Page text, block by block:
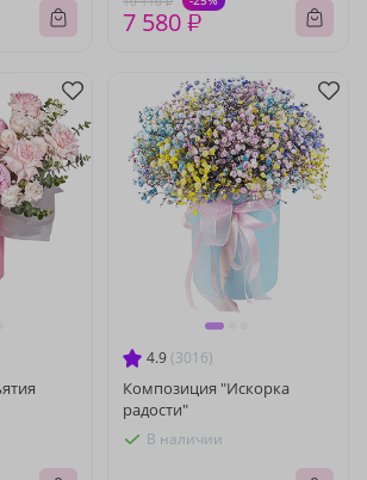
7 580 ₽
4.9 (3016)
Композиция "Искорка
радости"
В наличии